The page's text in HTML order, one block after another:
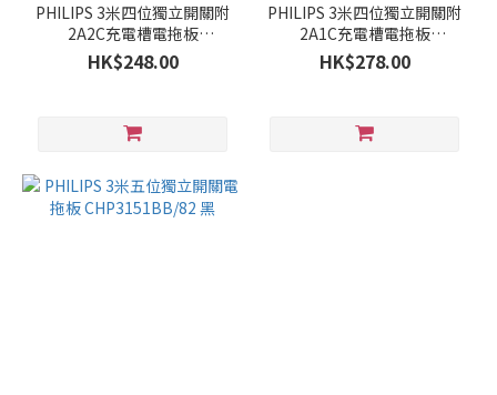
PHILIPS 3米四位獨立開關附
2A2C充電槽電拖板
CHP4747WB/82 白
HK$248.00
PHILIPS 3米四位獨立開關附
2A1C充電槽電拖板
CHP4745BB/82 黑
HK$278.00